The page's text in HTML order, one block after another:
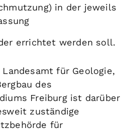
in der jeweils
errichtet werden soll.
für Geologie,
des
Freiburg ist darüber
zuständige
für